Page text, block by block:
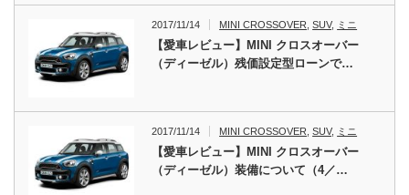
2017/11/14 MINI CROSSOVER ,SUV, ミニ
【愛車レビュー】MINI クロスオーバー
（ディーゼル）残価設定型ローンで…
2017/11/14 MINI CROSSOVER,SUV, ミニ
【愛車レビュー】MINI クロスオーバー
（ディーゼル）装備について（4／…